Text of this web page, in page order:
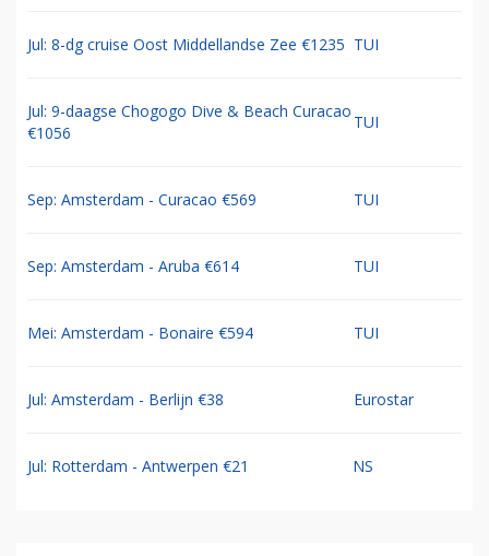
Jul: 8-dg cruise Oost Middellandse Zee €1235 TUI
Jul: 9-daagse Chogogo Dive & Beach Curacao
€1056
TUI
Sep: Amsterdam - Curacao €569 TUI
Sep: Amsterdam - Aruba €614 TUI
Mei: Amsterdam - Bonaire €594 TUI
Jul: Amsterdam - Berlijn €38 Eurostar
Jul: Rotterdam - Antwerpen €21 NS